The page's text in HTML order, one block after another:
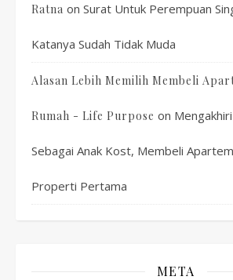
Ratna on Surat Untuk Perempuan
Katanya Sudah Tidak Muda
Alasan Lebih Memilih Membeli
Rumah - Life Purpose on
Sebagai Anak Kost, Membeli
Properti Pertama
META